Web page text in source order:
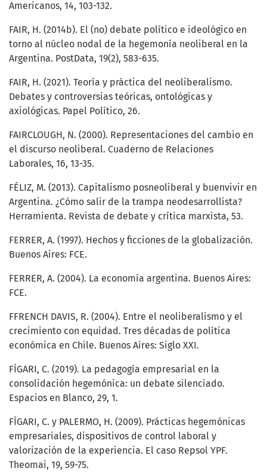
Americanos, 14, 103-132.
FAIR, H. (2014b). El (no) debate político e ideológico en
torno al núcleo nodal de la hegemonía neoliberal en la
Argentina. PostData, 19(2), 583-635.
FAIR, H. (2021). Teoría y práctica del neoliberalismo.
Debates y controversias teóricas, ontológicas y
axiológicas. Papel Político, 26.
FAIRCLOUGH, N. (2000). Representaciones del cambio en
el discurso neoliberal. Cuaderno de Relaciones
Laborales, 16, 13-35.
FÉLIZ, M. (2013). Capitalismo posneoliberal y buenvivir en
Argentina. ¿Cómo salir de la trampa neodesarrollista?
Herramienta. Revista de debate y crítica marxista, 53.
FERRER, A. (1997). Hechos y ficciones de la globalización.
Buenos Aires: FCE.
FERRER, A. (2004). La economía argentina. Buenos Aires:
FCE.
FFRENCH DAVIS, R. (2004). Entre el neoliberalismo y el
crecimiento con equidad. Tres décadas de política
económica en Chile. Buenos Aires: Siglo XXI.
FÍGARI, C. (2019). La pedagogía empresarial en la
consolidación hegemónica: un debate silenciado.
Espacios en Blanco, 29, 1.
FÍGARI, C. y PALERMO, H. (2009). Prácticas hegemónicas
empresariales, dispositivos de control laboral y
valorización de la experiencia. El caso Repsol YPF.
Theomai, 19, 59-75.